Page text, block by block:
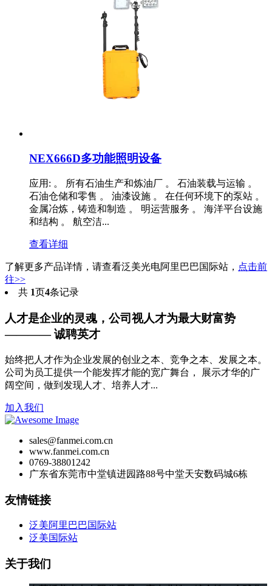
NEX666D多功能照明设备
应用: 。 所有石油生产和炼油厂 。 石油装载与运输 。
石油仓储和零售 。 油漆设施 。 在任何环境下的泵站 。
金属冶炼，铸造和制造 。 明运营服务 。 海洋平台设施
和结构 。 航空洁...
查看详细
了解更多产品详情，请查看泛美光电阿里巴巴国际站， 点击前
往>>
共 1页4条记录
人才是企业的灵魂，公司视人才为最大财富势
———— 诚聘英才
始终把人才作为企业发展的创业之本、竞争之本、发展之本。
公司为员工提供一个能发挥才能的宽广舞台， 展示才华的广
阔空间，做到发现人才、培养人才...
加入我们
sales@fanmei.com.cn
www.fanmei.com.cn
0769-38801242
广东省东莞市中堂镇进园路88号中堂天安数码城6栋
友情链接
泛美阿里巴巴国际站
泛美国际站
关于我们